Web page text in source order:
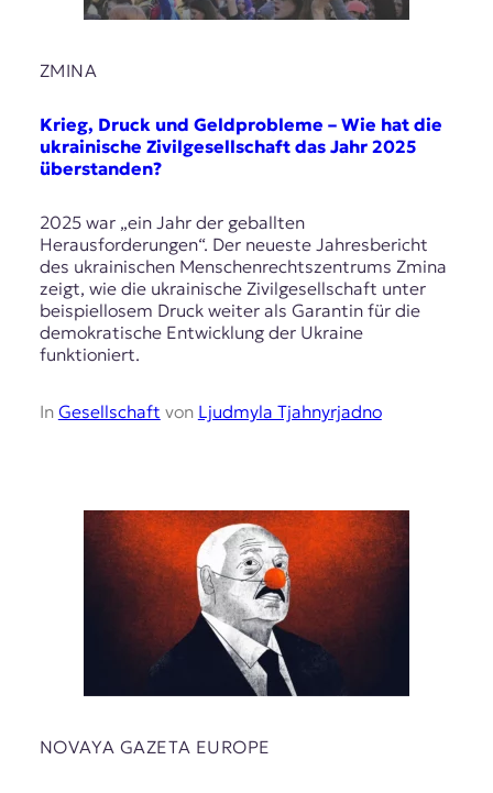
ZMINA
Krieg, Druck und Geldprobleme – Wie hat die
ukrainische Zivilgesellschaft das Jahr 2025
überstanden?
2025 war „ein Jahr der geballten
Herausforderungen“. Der neueste Jahresbericht
des ukrainischen Menschenrechtszentrums Zmina
zeigt, wie die ukrainische Zivilgesellschaft unter
beispiellosem Druck weiter als Garantin für die
demokratische Entwicklung der Ukraine
funktioniert.
In Gesellschaft von Ljudmyla Tjahnyrjadno
NOVAYA GAZETA EUROPE